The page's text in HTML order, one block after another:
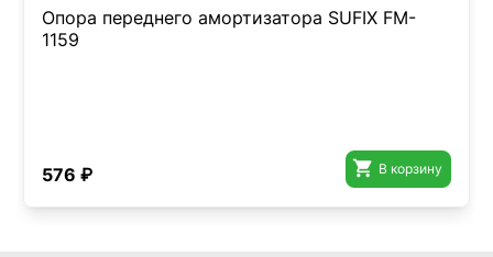
Опора переднего амортизатора SUFIX FM-
1159
576 ₽  В корзину